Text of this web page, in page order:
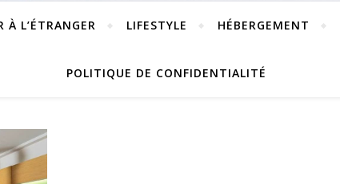
À L’ÉTRANGER LIFESTYLE HÉBERGEMENT
POLITIQUE DE CONFIDENTIALITÉ